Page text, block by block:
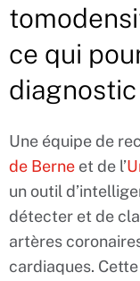
ce qui
Une équipe de
de Berne et de l’
un outil
détecter et de
artères
cardiaques.